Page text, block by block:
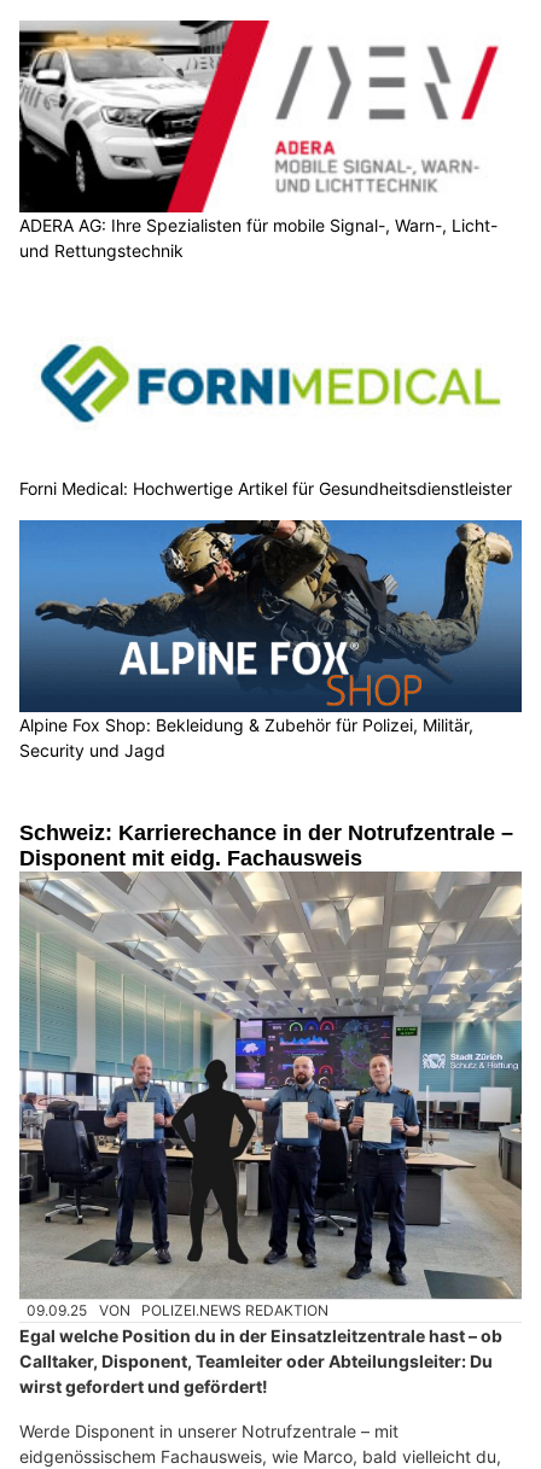
ADERA AG: Ihre Spezialisten für mobile Signal-, Warn-, Licht-
und Rettungstechnik
Forni Medical: Hochwertige Artikel für Gesundheitsdienstleister
Alpine Fox Shop: Bekleidung & Zubehör für Polizei, Militär,
Security und Jagd
Schweiz: Karrierechance in der Notrufzentrale –
Disponent mit eidg. Fachausweis
09.09.25 VON POLIZEI.NEWS REDAKTION
Egal welche Position du in der Einsatzleitzentrale hast – ob
Calltaker, Disponent, Teamleiter oder Abteilungsleiter: Du
wirst gefordert und gefördert!
Werde Disponent in unserer Notrufzentrale – mit
eidgenössischem Fachausweis, wie Marco, bald vielleicht du,